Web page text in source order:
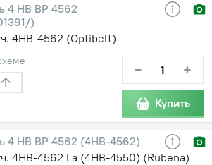
4 HB BP 4562
)
4НВ-4562 (Optibelt)
− +
Купить
4 HB BP 4562 (4НВ-4562)
4НВ-4562 La (4НВ-4550) (Rubena)